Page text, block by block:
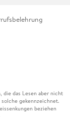
die das Lesen aber nicht
gekennzeichnet.
beziehen